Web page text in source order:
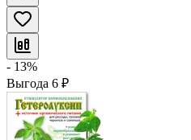
- 13%
Выгода 6 ₽